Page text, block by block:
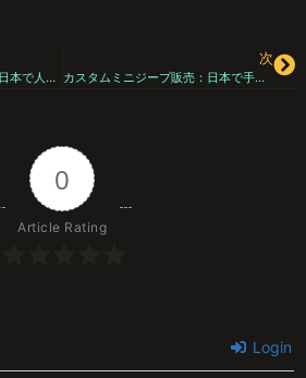
ミニジープ どこで買える？日本で人気の小型オフロード車を見つける方法
次
カスタムミニジープ販売：日本で手に入れる「世界に1台だけ」の楽しさを極めよう
0
Article Rating
Login